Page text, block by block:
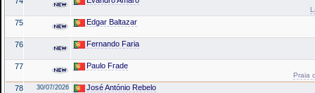
75 Edgar Baltazar
76 Fernando Faria
77 Paulo Frade
Praia
78 30/07/2026 José António Rebelo